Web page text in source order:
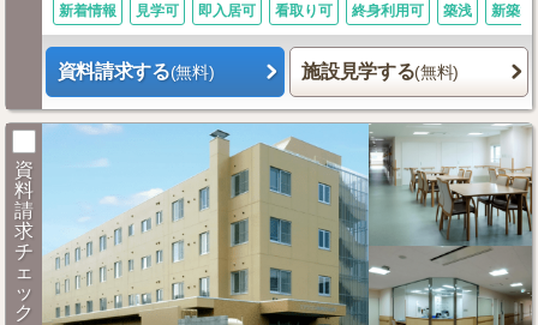
新着情報 見学可 即入居可 看取り可 終身利用可 築浅 新築1
資料請求する(無料) 施設見学する(無料)
資
料
請
求
チ
ェ
ッ
ク